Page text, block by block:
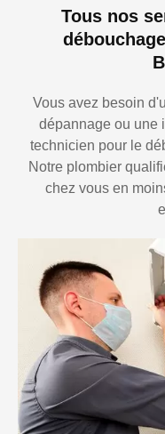
Tous nos
Vous avez besoin
dépannage ou une
technicien pour le
Notre plombier
chez vous en